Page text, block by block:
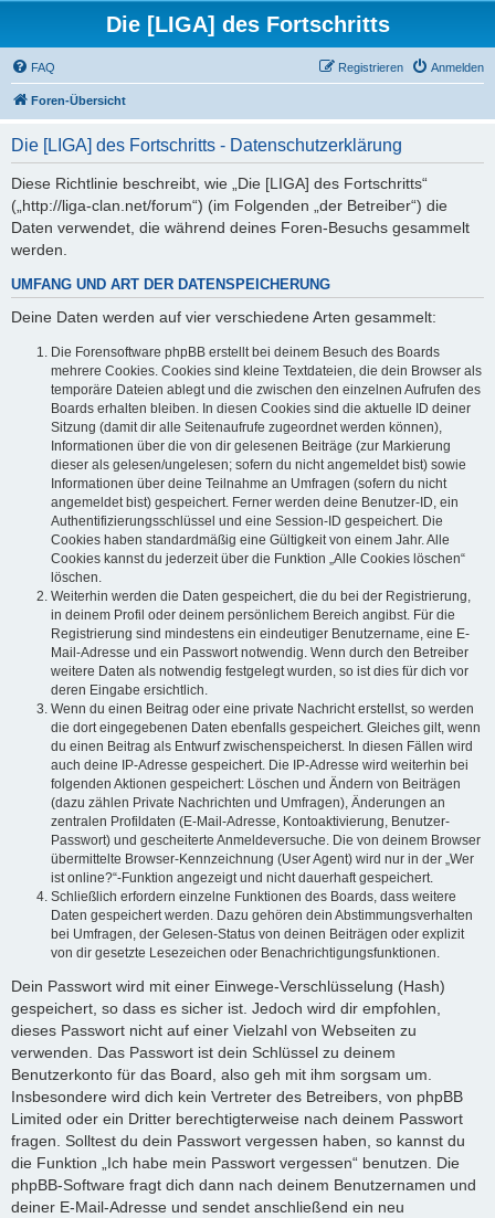
Die [LIGA] des Fortschritts
FAQ Anmelden
Registrieren
Foren-Übersicht
Die [LIGA] des Fortschritts - Datenschutzerklärung
Diese Richtlinie beschreibt, wie „Die [LIGA] des Fortschritts“
(„http://liga-clan.net/forum“) (im Folgenden „der Betreiber“) die
Daten verwendet, die während deines Foren-Besuchs gesammelt
werden.
UMFANG UND ART DER DATENSPEICHERUNG
Deine Daten werden auf vier verschiedene Arten gesammelt:
Die Forensoftware phpBB erstellt bei deinem Besuch des Boards
mehrere Cookies. Cookies sind kleine Textdateien, die dein Browser als
temporäre Dateien ablegt und die zwischen den einzelnen Aufrufen des
Boards erhalten bleiben. In diesen Cookies sind die aktuelle ID deiner
Sitzung (damit dir alle Seitenaufrufe zugeordnet werden können),
Informationen über die von dir gelesenen Beiträge (zur Markierung
dieser als gelesen/ungelesen; sofern du nicht angemeldet bist) sowie
Informationen über deine Teilnahme an Umfragen (sofern du nicht
angemeldet bist) gespeichert. Ferner werden deine Benutzer-ID, ein
Authentifizierungsschlüssel und eine Session-ID gespeichert. Die
Cookies haben standardmäßig eine Gültigkeit von einem Jahr. Alle
Cookies kannst du jederzeit über die Funktion „Alle Cookies löschen“
löschen.
Weiterhin werden die Daten gespeichert, die du bei der Registrierung,
in deinem Profil oder deinem persönlichem Bereich angibst. Für die
Registrierung sind mindestens ein eindeutiger Benutzername, eine E-
Mail-Adresse und ein Passwort notwendig. Wenn durch den Betreiber
weitere Daten als notwendig festgelegt wurden, so ist dies für dich vor
deren Eingabe ersichtlich.
Wenn du einen Beitrag oder eine private Nachricht erstellst, so werden
die dort eingegebenen Daten ebenfalls gespeichert. Gleiches gilt, wenn
du einen Beitrag als Entwurf zwischenspeicherst. In diesen Fällen wird
auch deine IP-Adresse gespeichert. Die IP-Adresse wird weiterhin bei
folgenden Aktionen gespeichert: Löschen und Ändern von Beiträgen
(dazu zählen Private Nachrichten und Umfragen), Änderungen an
zentralen Profildaten (E-Mail-Adresse, Kontoaktivierung, Benutzer-
Passwort) und gescheiterte Anmeldeversuche. Die von deinem Browser
übermittelte Browser-Kennzeichnung (User Agent) wird nur in der „Wer
ist online?“-Funktion angezeigt und nicht dauerhaft gespeichert.
Schließlich erfordern einzelne Funktionen des Boards, dass weitere
Daten gespeichert werden. Dazu gehören dein Abstimmungsverhalten
bei Umfragen, der Gelesen-Status von deinen Beiträgen oder explizit
von dir gesetzte Lesezeichen oder Benachrichtigungsfunktionen.
Dein Passwort wird mit einer Einwege-Verschlüsselung (Hash)
gespeichert, so dass es sicher ist. Jedoch wird dir empfohlen,
dieses Passwort nicht auf einer Vielzahl von Webseiten zu
verwenden. Das Passwort ist dein Schlüssel zu deinem
Benutzerkonto für das Board, also geh mit ihm sorgsam um.
Insbesondere wird dich kein Vertreter des Betreibers, von phpBB
Limited oder ein Dritter berechtigterweise nach deinem Passwort
fragen. Solltest du dein Passwort vergessen haben, so kannst du
die Funktion „Ich habe mein Passwort vergessen“ benutzen. Die
phpBB-Software fragt dich dann nach deinem Benutzernamen und
deiner E-Mail-Adresse und sendet anschließend ein neu